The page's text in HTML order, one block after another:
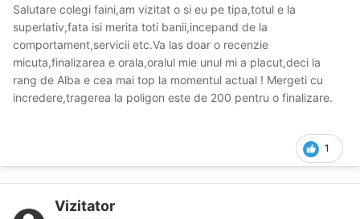
Salutare colegi faini,am vizitat o si eu pe tipa,totul e la
superlativ,fata isi merita toti banii,incepand de la
comportament,servicii etc.Va las doar o recenzie
micuta,finalizarea e orala,oralul mie unul mi a placut,deci la
rang de Alba e cea mai top la momentul actual ! Mergeti cu
incredere,tragerea la poligon este de 200 pentru o finalizare.
1
Vizitator